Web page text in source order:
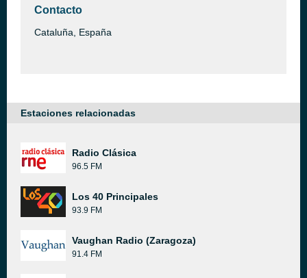
Contacto
Cataluña, España
Estaciones relacionadas
Radio Clásica
96.5 FM
Los 40 Principales
93.9 FM
Vaughan Radio (Zaragoza)
91.4 FM